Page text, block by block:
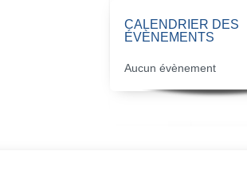
CALENDRIER DES
ÉVÈNEMENTS
Aucun évènement